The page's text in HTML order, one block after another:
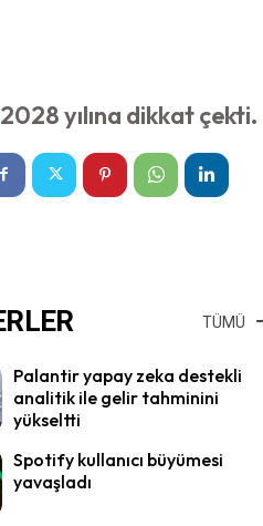
yılına dikkat çekti.
TÜMÜ
Palantir yapay zeka destekli
analitik ile gelir tahminini
yükseltti
Spotify kullanıcı büyümesi
yavaşladı